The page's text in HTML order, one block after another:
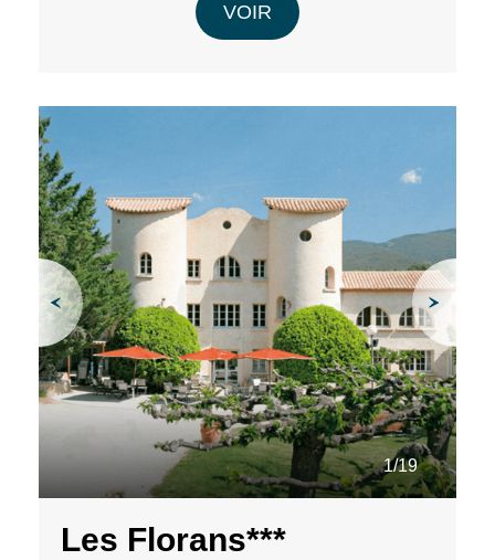
RECHERCHER
Une destination, un
hôtel...
VOIR
1/19
Les Florans***